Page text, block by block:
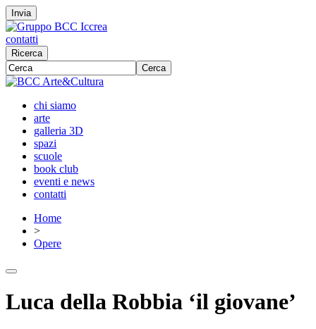
Invia
contatti
Ricerca
Cerca
chi siamo
arte
galleria 3D
spazi
scuole
book club
eventi e news
contatti
Home
>
Opere
Luca della Robbia ‘il giovane’